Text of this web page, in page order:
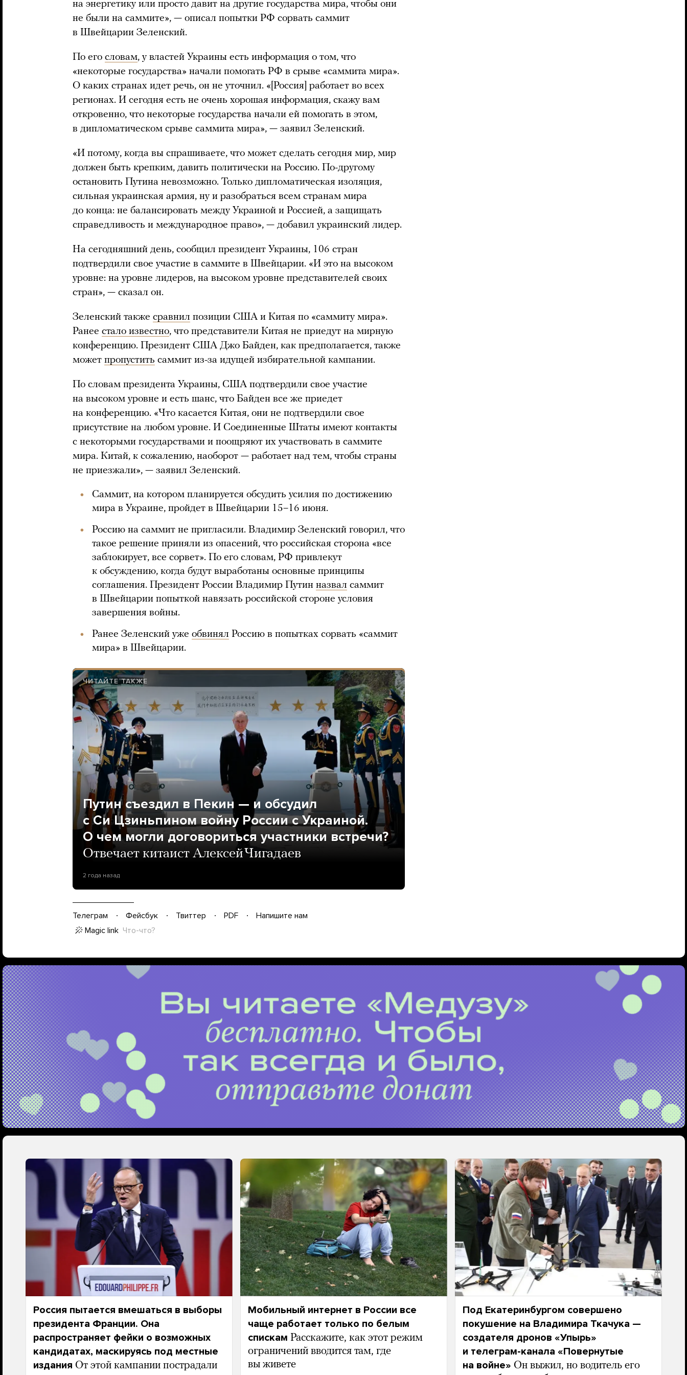
на энергетику или просто давит на другие государства мира, чтобы они
не были на саммите», — описал попытки РФ сорвать саммит
в Швейцарии Зеленский.
По его словам, у властей Украины есть информация о том, что
«некоторые государства» начали помогать РФ в срыве «саммита мира».
О каких странах идет речь, он не уточнил. «[Россия] работает во всех
регионах. И сегодня есть не очень хорошая информация, скажу вам
откровенно, что некоторые государства начали ей помогать в этом,
в дипломатическом срыве саммита мира», — заявил Зеленский.
«И потому, когда вы спрашиваете, что может сделать сегодня мир, мир
должен быть крепким, давить политически на Россию. По-другому
остановить Путина невозможно. Только дипломатическая изоляция,
сильная украинская армия, ну и разобраться всем странам мира
до конца: не балансировать между Украиной и Россией, а защищать
справедливость и международное право», — добавил украинский лидер.
На сегодняшний день, сообщил президент Украины, 106 стран
подтвердили свое участие в саммите в Швейцарии. «И это на высоком
уровне: на уровне лидеров, на высоком уровне представителей своих
стран», — сказал он.
Зеленский также сравнил позиции США и Китая по «саммиту мира».
Ранее стало известно, что представители Китая не приедут на мирную
конференцию. Президент США Джо Байден, как предполагается, также
может пропустить саммит из-за идущей избирательной кампании.
По словам президента Украины, США подтвердили свое участие
на высоком уровне и есть шанс, что Байден все же приедет
на конференцию. «Что касается Китая, они не подтвердили свое
присутствие на любом уровне. И Соединенные Штаты имеют контакты
с некоторыми государствами и поощряют их участвовать в саммите
мира. Китай, к сожалению, наоборот — работает над тем, чтобы страны
не приезжали», — заявил Зеленский.
Саммит, на котором планируется обсудить усилия по достижению
мира в Украине, пройдет в Швейцарии 15–16 июня.
Россию на саммит не пригласили. Владимир Зеленский говорил, что
такое решение приняли из опасений, что российская сторона «все
заблокирует, все сорвет». По его словам, РФ привлекут
к обсуждению, когда будут выработаны основные принципы
соглашения. Президент России Владимир Путин назвал саммит
в Швейцарии попыткой навязать российской стороне условия
завершения войны.
Ранее Зеленский уже обвинял Россию в попытках сорвать «саммит
мира» в Швейцарии.
ЧИТАЙТЕ ТАКЖЕ
Путин съездил в Пекин — и обсудил
с Си Цзиньпином войну России с Украиной.
О чем могли договориться участники встречи?
Отвечает китаист Алексей Чигадаев
2 года назад
Телеграм Фейсбук Твиттер PDF
Напишите нам
Magic link Что-что?
Россия пытается вмешаться в выборы
президента Франции. Она
распространяет фейки о возможных
кандидатах, маскируясь под местные
издания От этой кампании пострадали
Мобильный интернет в России все
чаще работает только по белым
спискам Расскажите, как этот режим
ограничений вводится там, где
вы живете
Под Екатеринбургом совершено
покушение на Владимира Ткачука —
создателя дронов «Упырь»
и телеграм-канала «Повернутые
на войне» Он выжил, но водитель его